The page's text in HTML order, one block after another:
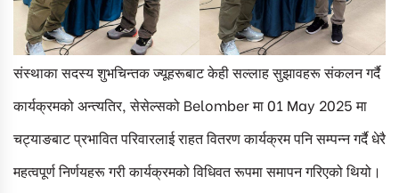
संस्थाका सदस्य शुभचिन्तक ज्यूहरूबाट केही सल्लाह सुझावहरू संकलन गर्दै
कार्यक्रमको अन्त्यतिर, सेसेल्सको Belomber मा 01 May 2025 मा
चट्याङबाट प्रभावित परिवारलाई राहत वितरण कार्यक्रम पनि सम्पन्न गर्दै धेरै
महत्वपूर्ण निर्णयहरू गरी कार्यक्रमको विधिवत रूपमा समापन गरिएको थियो।